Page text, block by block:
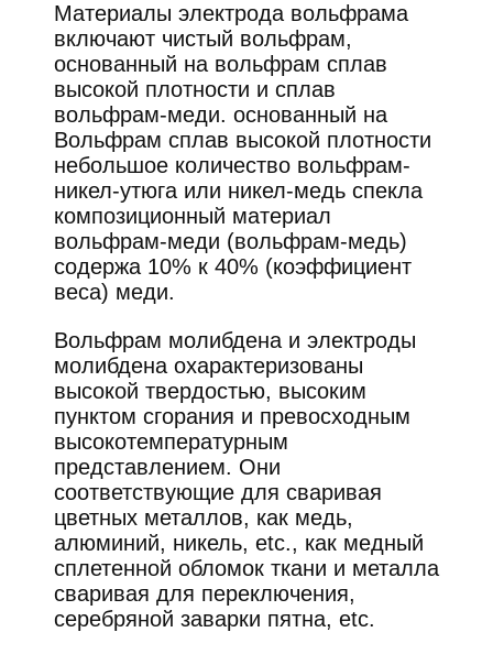
Материалы электрода вольфрама
включают чистый вольфрам,
основанный на вольфрам сплав
высокой плотности и сплав
вольфрам-меди. основанный на
Вольфрам сплав высокой плотности
небольшое количество вольфрам-
никел-утюга или никел-медь спекла
композиционный материал
вольфрам-меди (вольфрам-медь)
содержа 10% к 40% (коэффициент
веса) меди.
Вольфрам молибдена и электроды
молибдена охарактеризованы
высокой твердостью, высоким
пунктом сгорания и превосходным
высокотемпературным
представлением. Они
соответствующие для сваривая
цветных металлов, как медь,
алюминий, никель, etc., как медный
сплетенной обломок ткани и металла
сваривая для переключения,
серебряной заварки пятна, etc.